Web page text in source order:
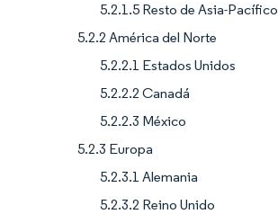
5.2.1.5 Resto de Asia-Pacífico
5.2.2 América del Norte
5.2.2.1 Estados Unidos
5.2.2.2 Canadá
5.2.2.3 México
5.2.3 Europa
5.2.3.1 Alemania
5.2.3.2 Reino Unido